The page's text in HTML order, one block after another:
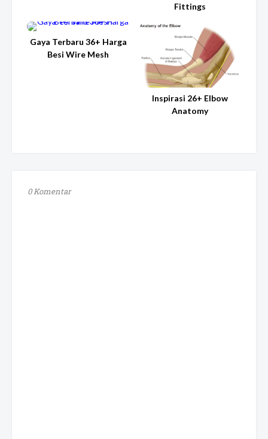
Fittings
Gaya Terbaru 36+ Harga
Besi Wire Mesh
Inspirasi 26+ Elbow
Anatomy
0 Komentar